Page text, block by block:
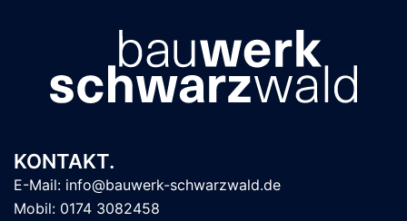
KONTAKT.
E-Mail: info@bauwerk-schwarzwald.de
Mobil: 0174 3082458